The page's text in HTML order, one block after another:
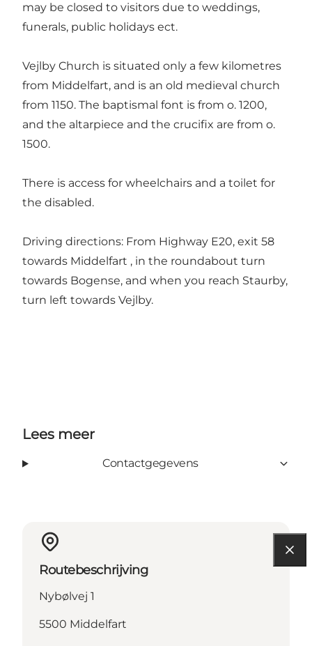
may be closed to visitors due to weddings,
funerals, public holidays ect.
Vejlby Church is situated only a few kilometres
from Middelfart, and is an old medieval church
from 1150. The baptismal font is from o. 1200,
and the altarpiece and the crucifix are from o.
1500.
There is access for wheelchairs and a toilet for
the disabled.
Driving directions: From Highway E20, exit 58
towards Middelfart , in the roundabout turn
towards Bogense, and when you reach Staurby,
turn left towards Vejlby.
Lees meer
Contactgegevens
Routebeschrijving
Nybølvej 1
5500 Middelfart